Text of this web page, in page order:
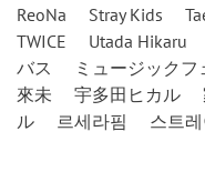
ReoNa
Stray Kids
TWICE
Utada Hikaru
バス
ミュージックフ
來未
宇多田ヒカル
ル
르세라핌 스트